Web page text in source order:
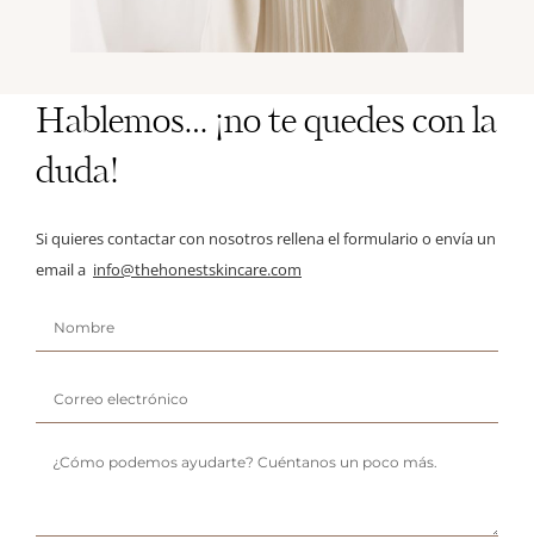
Hablemos… ¡no te quedes con la
duda!
Si quieres contactar con nosotros rellena el formulario o envía un
email a info@thehonestskincare.com